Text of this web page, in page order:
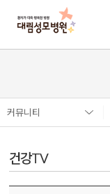
커뮤니티
건강TV